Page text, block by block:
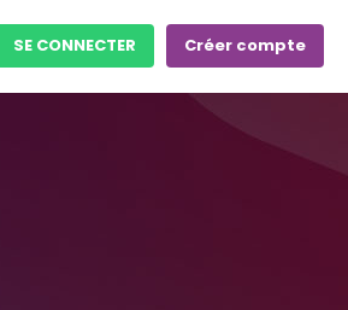
SE CONNECTER Créer compte